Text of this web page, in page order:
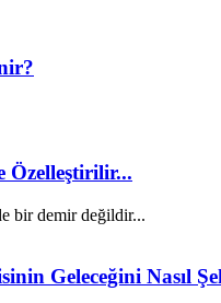
Özelleştirilir...
bir demir değildir...
Geleceğini Nasıl